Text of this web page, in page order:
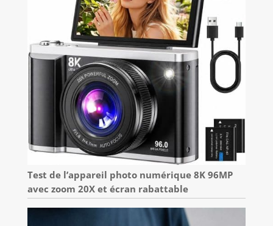
Test de l’appareil photo numérique 8K 96MP
avec zoom 20X et écran rabattable